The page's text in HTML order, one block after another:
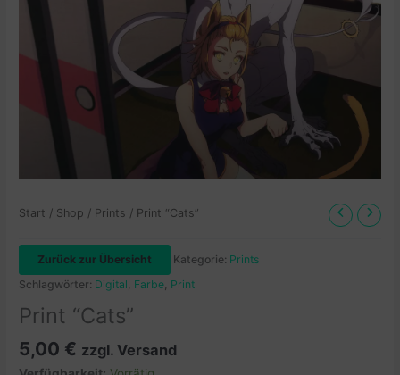
Start / Shop / Prints / Print “Cats”
Zurück zur Übersicht Kategorie: Prints
Schlagwörter: Digital, Farbe, Print
Print “Cats”
5,00 € zzgl. Versand